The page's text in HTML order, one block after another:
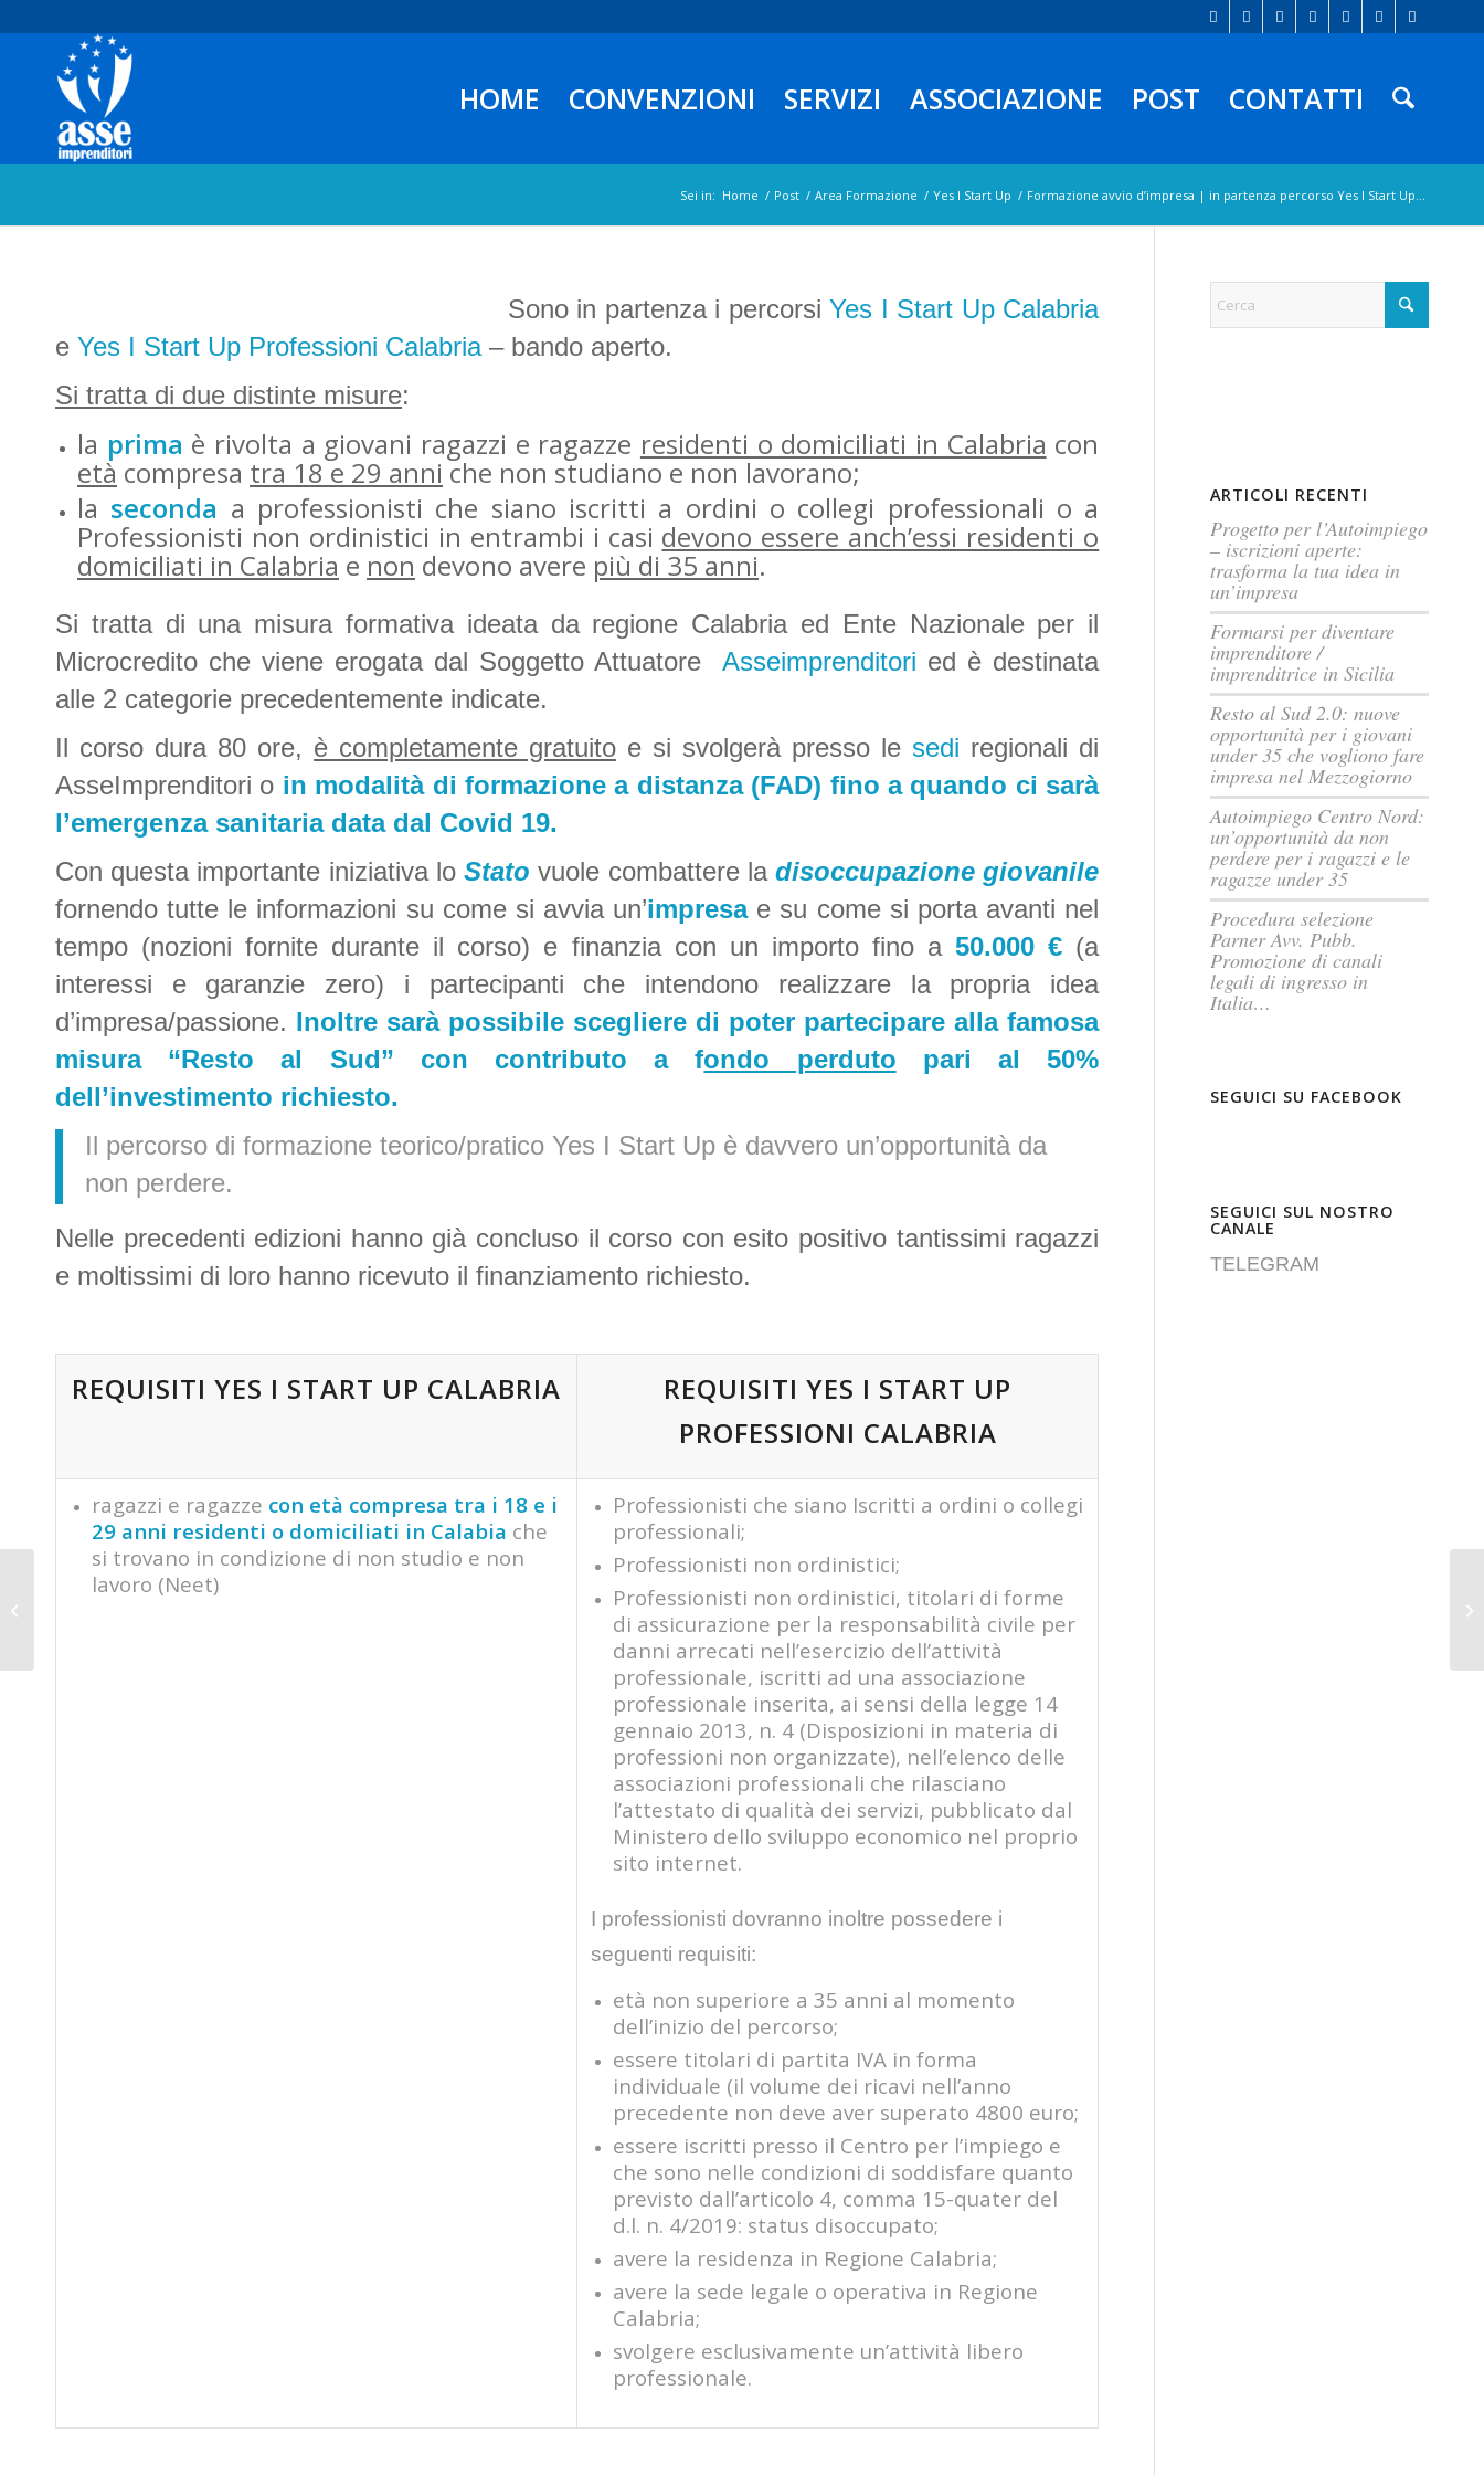
HOME CONVENZIONI SERVIZI ASSOCIAZIONE POST CONTATTI
Sei in: Home / Post / Area Formazione / Yes I Start Up / Formazione avvio d’impresa | in partenza percorso Yes I Start Up...
Sono in partenza i percorsiYes I Start Up Calabria
e Yes I Start Up Professioni Calabria– bando aperto.
Si tratta di due distinte misure:
la prima è rivolta a giovani ragazzi e ragazze residenti o domiciliati in Calabria con
età compresa tra 18 e 29 anniche non studiano e non lavorano;
la seconda a professionisti che siano iscritti a ordini o collegi professionali o a
Professionisti non ordinistici in entrambi i casi devono essere anch’essi residenti o
domiciliati in Calabria e non devono avere più di 35 anni.
Si tratta di una misura formativa ideata da regione Calabria ed Ente Nazionale per il
Microcredito che viene erogata dal Soggetto AttuatoreAsseimprenditori ed è destinata
alle 2 categorie precedentemente indicate.
Il corso dura 80 ore, è completamente gratuito e si svolgerà presso le sedi regionali di
AsseImprenditori o in modalità di formazione a distanza (FAD) fino a quando ci sarà
l’emergenza sanitaria data dal Covid 19.
Con questa importante iniziativa loStato vuole combattere la disoccupazione giovanile
fornendo tutte le informazioni su come si avvia un’impresae su come si porta avanti nel
tempo (nozioni fornite durante il corso) e finanzia con un importo fino a50.000 € (a
interessi e garanzie zero) i partecipanti che intendono realizzare la propria idea
d’impresa/passione. Inoltre sarà possibile scegliere di poter partecipare alla famosa
misura “Resto al Sud” con contributo a fondo perduto pari al 50%
dell’investimento richiesto.
Il percorso di formazione teorico/pratico Yes I Start Up è davvero un’opportunità da
non perdere.
Nelle precedenti edizioni hanno già concluso il corso con esito positivo tantissimi ragazzi
e moltissimi di loro hanno ricevuto il finanziamento richiesto.
REQUISITI YES I START UP CALABRIA REQUISITI YES I START UP
PROFESSIONI CALABRIA
ragazzi e ragazze con età compresa tra i 18 e i
29 anni residenti o domiciliati in Calabia che
si trovano in condizione di non studio e non
lavoro (Neet)
Professionisti che siano Iscritti a ordini o collegi
professionali;
Professionisti non ordinistici;
Professionisti non ordinistici, titolari di forme
di assicurazione per la responsabilità civile per
danni arrecati nell’esercizio dell’attività
professionale, iscritti ad una associazione
professionale inserita, ai sensi della legge 14
gennaio 2013, n. 4 (Disposizioni in materia di
professioni non organizzate), nell’elenco delle
associazioni professionali che rilasciano
l’attestato di qualità dei servizi, pubblicato dal
Ministero dello sviluppo economico nel proprio
sito internet.
I professionisti dovranno inoltre possedere i
seguenti requisiti:
età non superiore a 35 anni al momento
dell’inizio del percorso;
essere titolari di partita IVA in forma
individuale (il volume dei ricavi nell’anno
precedente non deve aver superato 4800 euro;
essere iscritti presso il Centro per l’impiego e
che sono nelle condizioni di soddisfare quanto
previsto dall’articolo 4, comma 15-quater del
d.l. n. 4/2019: status disoccupato;
avere la residenza in Regione Calabria;
avere la sede legale o operativa in Regione
Calabria;
svolgere esclusivamente un’attività libero
professionale.
ARTICOLI RECENTI
Progetto per l’Autoimpiego
– iscrizioni aperte:
trasforma la tua idea in
un’impresa
Formarsi per diventare
imprenditore /
imprenditrice in Sicilia
Resto al Sud 2.0: nuove
opportunità per i giovani
under 35 che vogliono fare
impresa nel Mezzogiorno
Autoimpiego Centro Nord:
un’opportunità da non
perdere per i ragazzi e le
ragazze under 35
Procedura selezione
Parner Avv. Pubb.
Promozione di canali
legali di ingresso in
Italia…
SEGUICI SU FACEBOOK
SEGUICI SUL NOSTRO
CANALE
TELEGRAM
Percorsi Yes I Start Up